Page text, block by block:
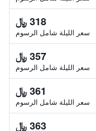
318 ﷼
سعر الليلة شامل الرسوم
357 ﷼
سعر الليلة شامل الرسوم
361 ﷼
سعر الليلة شامل الرسوم
363 ﷼